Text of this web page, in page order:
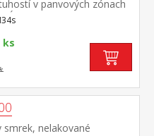
do 130 kg, výška
v panvových zónach
a celému
7-zónová anatomická
prináša veľmi jemnú
spánku matrac s Visco
rozdielnej tuhosti strán
do 40 °C odporúčaná
kg
ks
nelakované